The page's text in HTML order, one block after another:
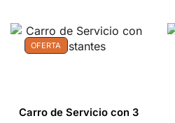
OFERTA
Carro de Servicio con 3